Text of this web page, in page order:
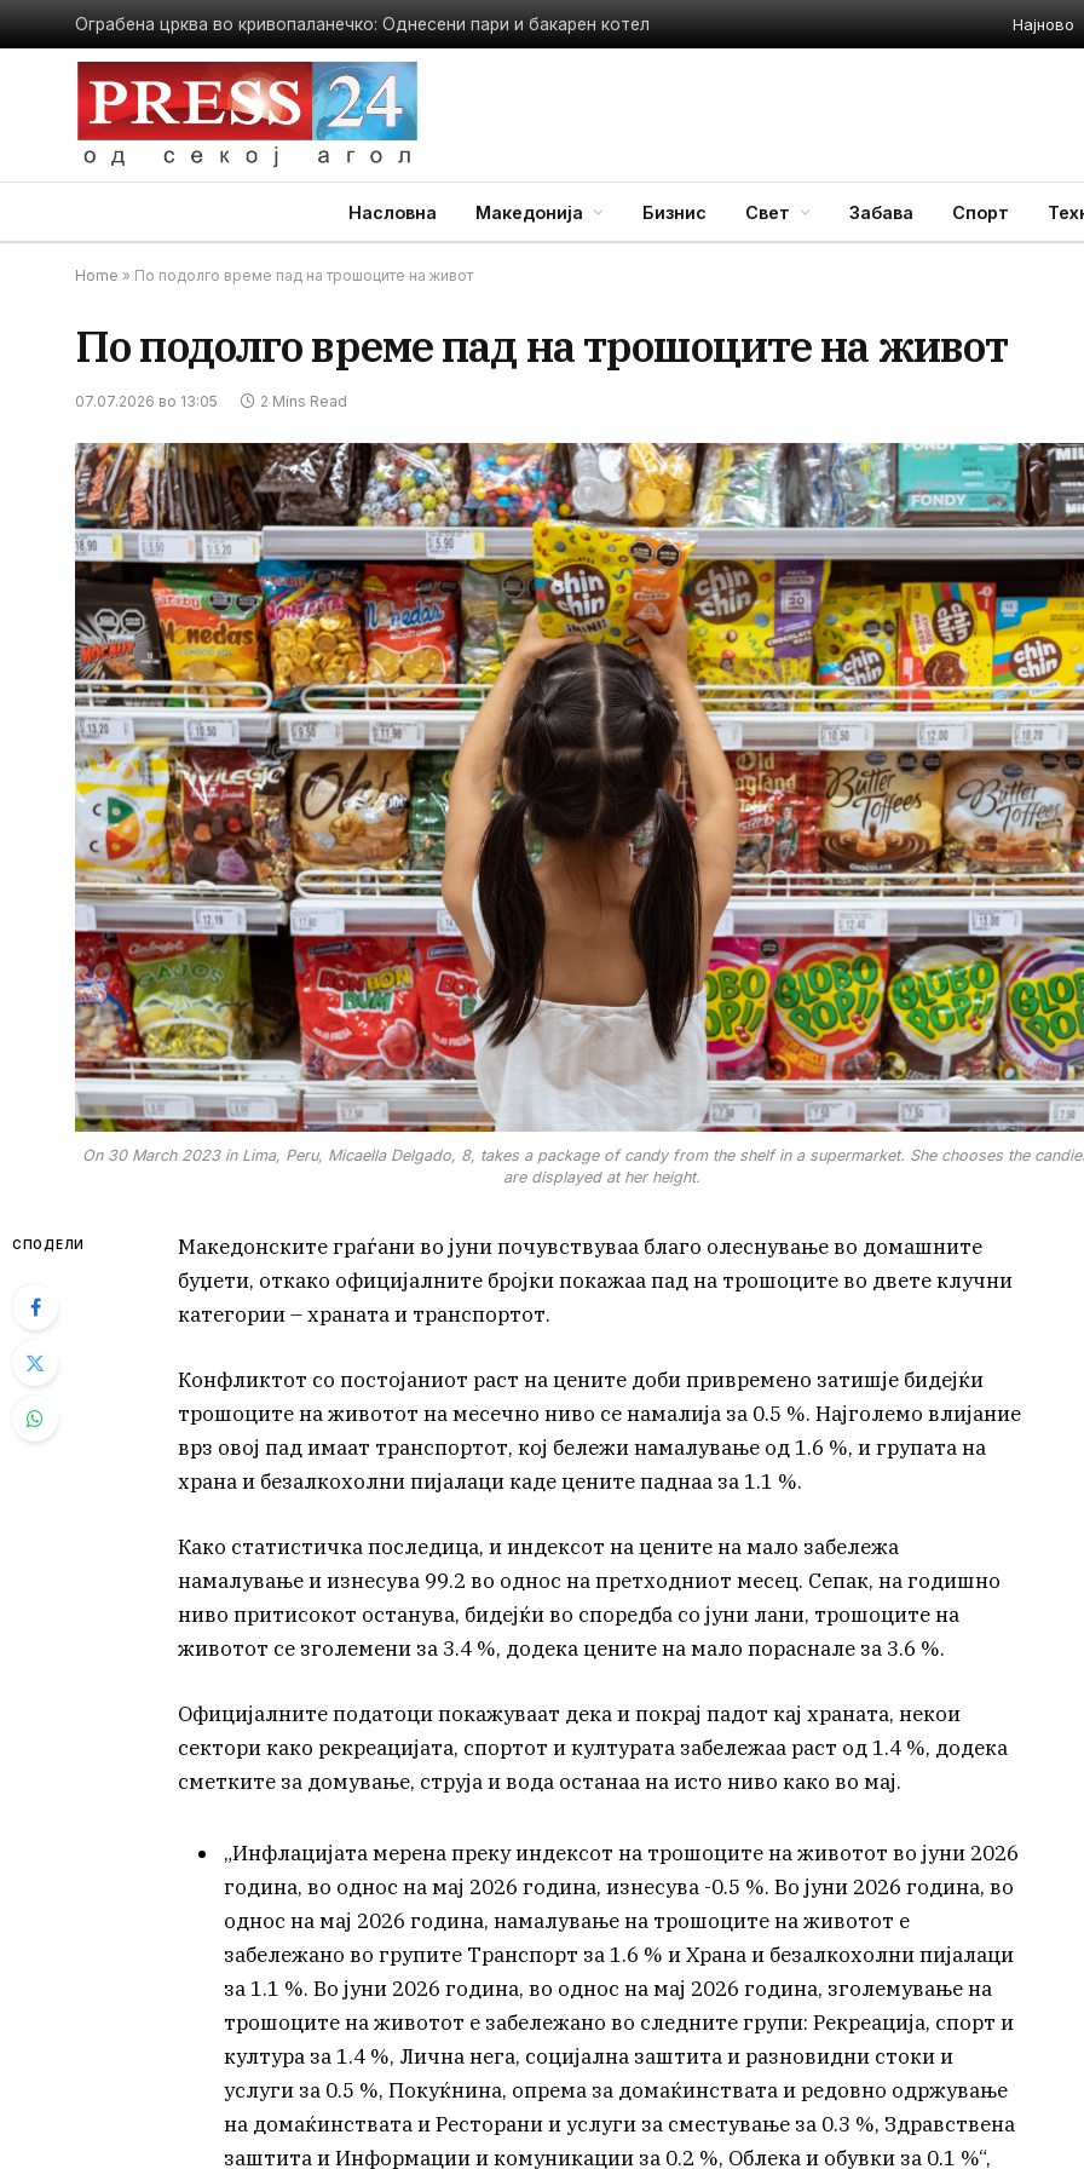
Ограбена црква во кривопаланечко: Однесени пари и бакарен котел Најново
Насловна Македонија Бизнис Свет Забава Спорт
Home » По подолго време пад на трошоците на живот
По подолго време пад на трошоците на живот
07.07.2026 во 13:05 2 Mins Read
On 30 March 2023 in Lima, Peru, Micaella Delgado, 8, takes a package of candy from the shelf in a supermarket. She chooses the
are displayed at her height.
СПОДЕЛИ
Македонските граѓани во јуни почувствуваа благо олеснување во домашните
буџети, откако официјалните бројки покажаа пад на трошоците во двете клучни
категории – храната и транспортот.
Конфликтот со постојаниот раст на цените доби привремено затишје бидејќи
трошоците на животот на месечно ниво се намалија за 0.5 %. Најголемо влијание
врз овој пад имаат транспортот, кој бележи намалување од 1.6 %, и групата на
храна и безалкохолни пијалаци каде цените паднаа за 1.1 %.
Како статистичка последица, и индексот на цените на мало забележа
намалување и изнесува 99.2 во однос на претходниот месец. Сепак, на годишно
ниво притисокот останува, бидејќи во споредба со јуни лани, трошоците на
животот се зголемени за 3.4 %, додека цените на мало пораснале за 3.6 %.
Официјалните податоци покажуваат дека и покрај падот кај храната, некои
сектори како рекреацијата, спортот и културата забележаа раст од 1.4 %, додека
сметките за домување, струја и вода останаа на исто ниво како во мај.
„Инфлацијата мерена преку индексот на трошоците на животот во јуни 2026
година, во однос на мај 2026 година, изнесува -0.5 %. Во јуни 2026 година, во
однос на мај 2026 година, намалување на трошоците на животот е
забележано во групите Транспорт за 1.6 % и Храна и безалкохолни пијалаци
за 1.1 %. Во јуни 2026 година, во однос на мај 2026 година, зголемување на
трошоците на животот е забележано во следните групи: Рекреација, спорт и
култура за 1.4 %, Лична нега, социјална заштита и разновидни стоки и
услуги за 0.5 %, Покуќнина, опрема за домаќинствата и редовно одржување
на домаќинствата и Ресторани и услуги за сместување за 0.3 %, Здравствена
заштита и Информации и комуникации за 0.2 %, Облека и обувки за 0.1 %“,